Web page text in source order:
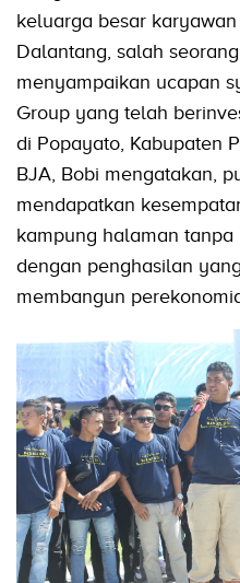
keluarga besar
Dalantang, salah
menyampaikan ucapan
Group yang telah
di Popayato, Kabupaten
BJA, Bobi mengatakan,
mendapatkan
kampung halaman
dengan penghasilan
membangun